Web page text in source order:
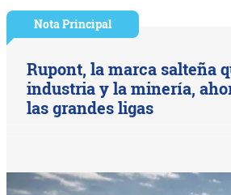
Nota Principal
Rupont, la marca salteña
industria y la minería,
las grandes ligas